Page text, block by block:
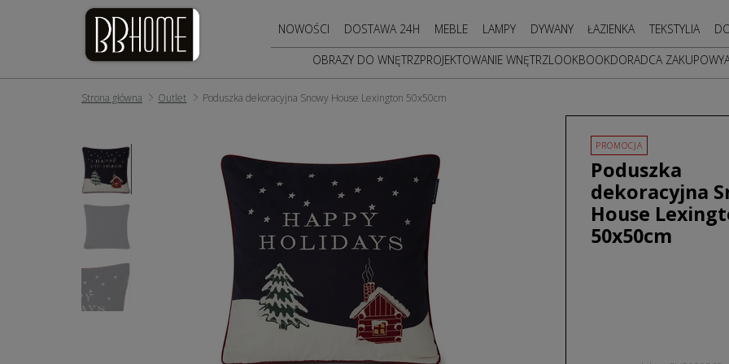
NOWOŚCI DOSTAWA 24H MEBLE LAMPY DYWANY ŁAZIENKA TEKSTYLIA
OBRAZY DO WNĘTRZPROJEKTOWANIE WNĘTRZLOOKBOOKDORADCA ZAKUPOWY
Strona główna Outlet Poduszka dekoracyjna Snowy House Lexington 50x50cm
PROMOCJA
Poduszka
dekoracyjna
House
50x50cm